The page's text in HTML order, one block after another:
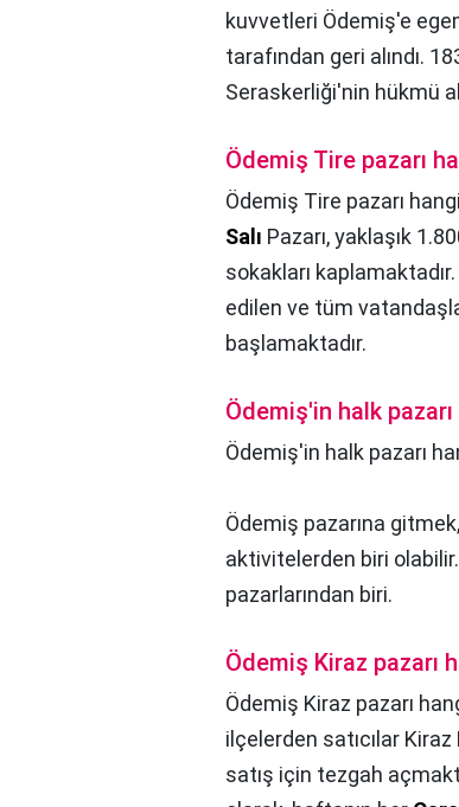
kuvvetleri Ödemiş'e
tarafından geri alındı.
Seraskerliği'nin hükmü
Ödemiş Tire pazarı
Ödemiş Tire pazarı
Salı Pazarı, yaklaşık
sokakları
edilen ve tüm
başlamaktadır.
Ödemiş'in halk
Ödemiş'in halk pazarı
Ödemiş pazarına gitmek,
aktivitelerden biri
pazarlarından biri.
Ödemiş Kiraz pazarı
Ödemiş Kiraz pazarı
ilçelerden satıcılar
satış için tezgah